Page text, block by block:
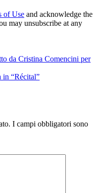
of Use and acknowledge the
may unsubscribe at any
da Cristina Comencini per
in “Récital”
I campi obbligatori sono